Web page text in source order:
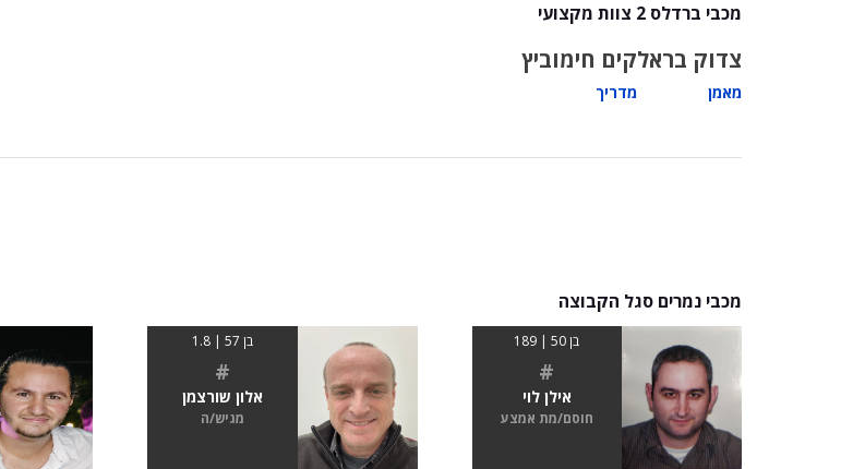
מכבי ברדלס 2 צוות מקצועי
צדוק בראל
מאמן
קים חימוביץ
מדריך
מכבי נמרים סגל הקבוצה
בן 50 | 189
#
אילן לוי
חוסם/מת אמצע
בן 57 | 1.8
#
אלון שורצמן
מגיש/ה